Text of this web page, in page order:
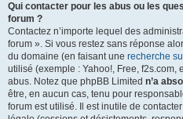
Qui contacter pour les abus ou les
forum ?
Contactez n’importe lequel des
forum ». Si vous restez sans réponse
du domaine (en faisant une recherche
utilisé (exemple : Yahoo!, Free,
abus. Notez que phpBB Limited n’a
être, en aucun cas, tenu pour
forum est utilisé. Il est inutile de